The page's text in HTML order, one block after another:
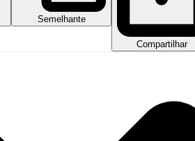
Semelhante
Compartilhar